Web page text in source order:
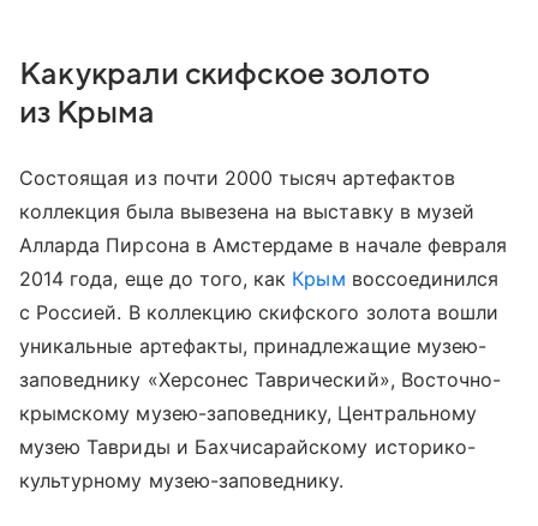
Как украли скифское золото
из Крыма
Состоящая из почти 2000 тысяч артефактов
коллекция была вывезена на выставку в музей
Алларда Пирсона в Амстердаме в начале февраля
2014 года, еще до того, как Крым воссоединился
с Россией. В коллекцию скифского золота вошли
уникальные артефакты, принадлежащие музею-
заповеднику «Херсонес Таврический», Восточно-
крымскому музею-заповеднику, Центральному
музею Тавриды и Бахчисарайскому историко-
культурному музею-заповеднику.